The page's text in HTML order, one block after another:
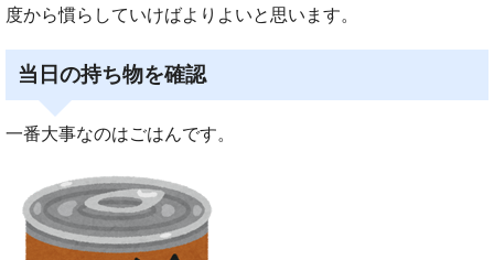
度から慣らしていけばよりよいと思います。
当日の持ち物を確認
一番大事なのはごはんです。